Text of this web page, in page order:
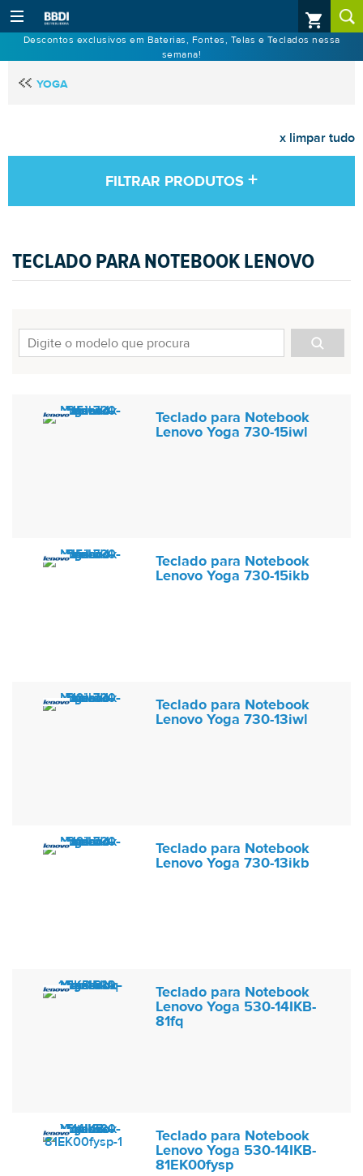
Descontos exclusivos em Baterias, Fontes, Telas e Teclados nessa
semana!
YOGA
x limpar tudo
FILTRAR PRODUTOS +
TECLADO PARA NOTEBOOK LENOVO
Teclado para Notebook
Lenovo Yoga 730-15iwl
Teclado para Notebook
Lenovo Yoga 730-15ikb
Teclado para Notebook
Lenovo Yoga 730-13iwl
Teclado para Notebook
Lenovo Yoga 730-13ikb
Teclado para Notebook
Lenovo Yoga 530-14IKB-
81fq
Teclado para Notebook
Lenovo Yoga 530-14IKB-
81EK00fysp